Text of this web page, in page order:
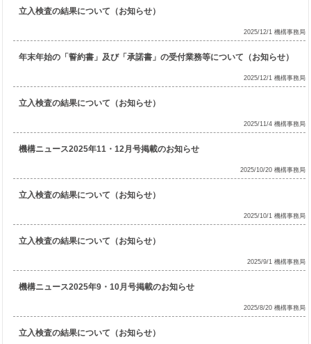
立入検査の結果について（お知らせ）
2025/12/1 機構事務局
年末年始の「誓約書」及び「承諾書」の受付業務等について（お知らせ）
2025/12/1 機構事務局
立入検査の結果について（お知らせ）
2025/11/4 機構事務局
機構ニュース2025年11・12月号掲載のお知らせ
2025/10/20 機構事務局
立入検査の結果について（お知らせ）
2025/10/1 機構事務局
立入検査の結果について（お知らせ）
2025/9/1 機構事務局
機構ニュース2025年9・10月号掲載のお知らせ
2025/8/20 機構事務局
立入検査の結果について（お知らせ）